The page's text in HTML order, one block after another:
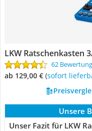
LKW Ratschenkasten
62
ab 129,00 € ( Sofort
Unsere
Unser Fazit für LKW